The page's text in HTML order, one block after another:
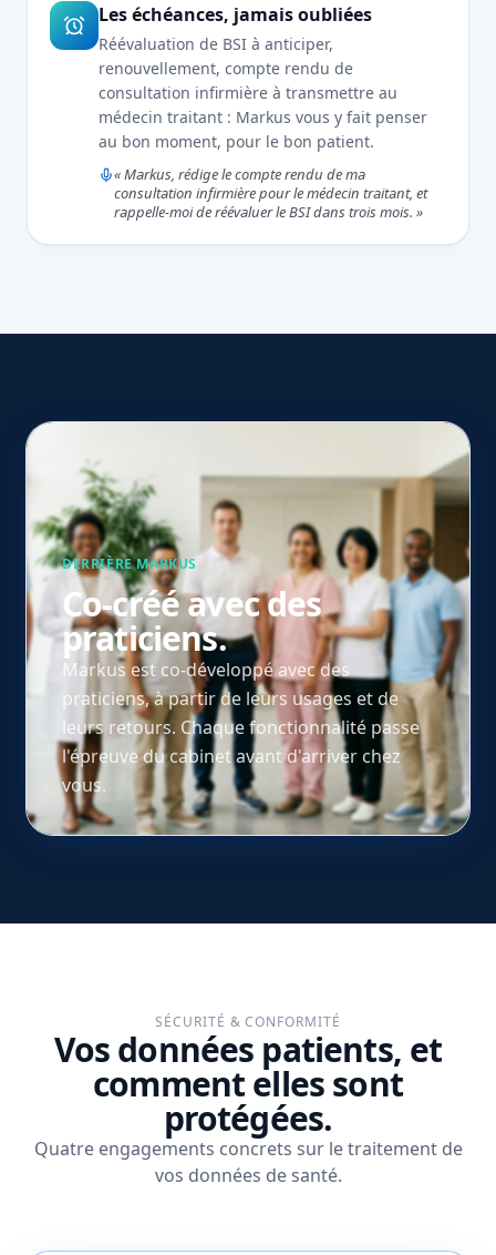
Les échéances, jamais oubliées
Réévaluation de BSI à anticiper,
renouvellement, compte rendu de
consultation infirmière à transmettre au
médecin traitant : Markus vous y fait penser
au bon moment, pour le bon patient.
« Markus, rédige le compte rendu de ma
consultation infirmière pour le médecin traitant, et
rappelle-moi de réévaluer le BSI dans trois mois. »
DERRIÈRE MARKUS
Co-créé avec des
praticiens.
Markus est co-développé avec des
praticiens, à partir de leurs usages et de
leurs retours. Chaque fonctionnalité passe
l'épreuve du cabinet avant d'arriver chez
vous.
SÉCURITÉ & CONFORMITÉ
Vos données patients, et
comment elles sont
protégées.
Quatre engagements concrets sur le traitement de
vos données de santé.